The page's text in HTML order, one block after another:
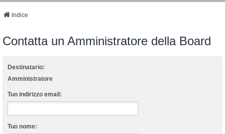
Indice
Contatta un Amministratore della Board
Destinatario:
Amministratore
Tuo indirizzo email:
Tuo nome: